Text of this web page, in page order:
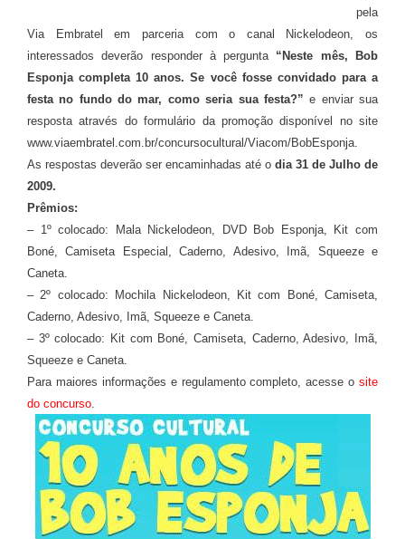
pela
Via Embratel em parceria com o canal Nickelodeon, os
interessados deverão responder à pergunta “Neste mês, Bob
Esponja completa 10 anos. Se você fosse convidado para a
festa no fundo do mar, como seria sua festa?” e enviar sua
resposta através do formulário da promoção disponível no site
www.viaembratel.com.br/concursocultural/Viacom/BobEsponja.
As respostas deverão ser encaminhadas até o dia 31 de Julho de
2009.
Prêmios:
– 1º colocado: Mala Nickelodeon, DVD Bob Esponja, Kit com
Boné, Camiseta Especial, Caderno, Adesivo, Imã, Squeeze e
Caneta.
– 2º colocado: Mochila Nickelodeon, Kit com Boné, Camiseta,
Caderno, Adesivo, Imã, Squeeze e Caneta.
– 3º colocado: Kit com Boné, Camiseta, Caderno, Adesivo, Imã,
Squeeze e Caneta.
Para maiores informações e regulamento completo, acesse o site
do concurso.